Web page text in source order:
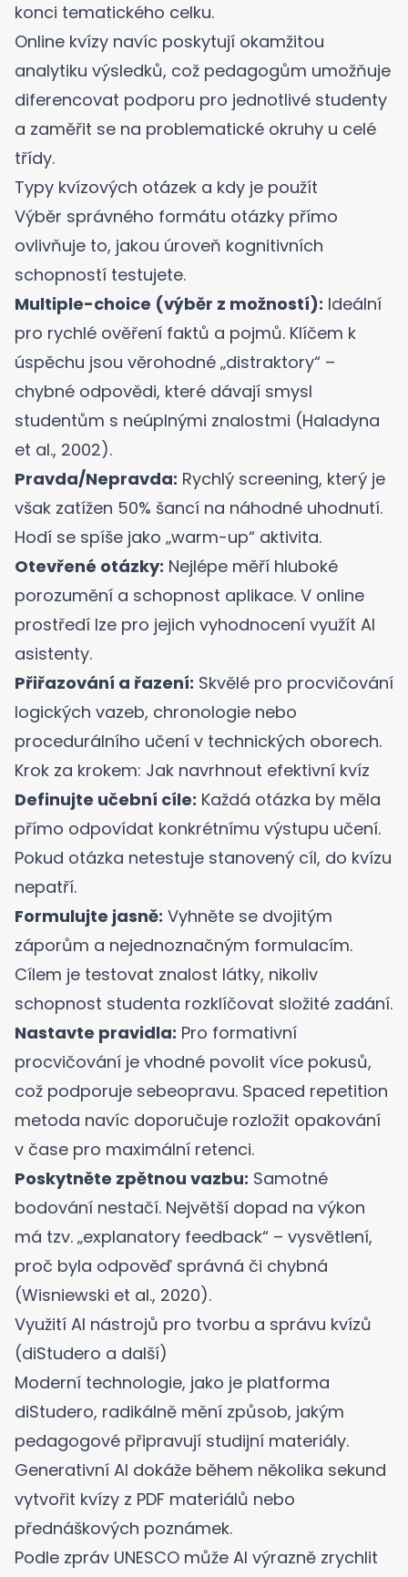
konci tematického celku.
Online kvízy navíc poskytují okamžitou
analytiku výsledků, což pedagogům umožňuje
diferencovat podporu pro jednotlivé studenty
a zaměřit se na problematické okruhy u celé
třídy.
Typy kvízových otázek a kdy je použít
Výběr správného formátu otázky přímo
ovlivňuje to, jakou úroveň kognitivních
schopností testujete.
Multiple-choice (výběr z možností): Ideální
pro rychlé ověření faktů a pojmů. Klíčem k
úspěchu jsou věrohodné „distraktory“ –
chybné odpovědi, které dávají smysl
studentům s neúplnými znalostmi (Haladyna
et al., 2002).
Pravda/Nepravda: Rychlý screening, který je
však zatížen 50% šancí na náhodné uhodnutí.
Hodí se spíše jako „warm-up“ aktivita.
Otevřené otázky: Nejlépe měří hluboké
porozumění a schopnost aplikace. V online
prostředí lze pro jejich vyhodnocení využít AI
asistenty.
Přiřazování a řazení: Skvělé pro procvičování
logických vazeb, chronologie nebo
procedurálního učení v technických oborech.
Krok za krokem: Jak navrhnout efektivní kvíz
Definujte učební cíle: Každá otázka by měla
přímo odpovídat konkrétnímu výstupu učení.
Pokud otázka netestuje stanovený cíl, do kvízu
nepatří.
Formulujte jasně: Vyhněte se dvojitým
záporům a nejednoznačným formulacím.
Cílem je testovat znalost látky, nikoliv
schopnost studenta rozklíčovat složité zadání.
Nastavte pravidla: Pro formativní
procvičování je vhodné povolit více pokusů,
což podporuje sebeopravu. Spaced repetition
metoda navíc doporučuje rozložit opakování
v čase pro maximální retenci.
Poskytněte zpětnou vazbu: Samotné
bodování nestačí. Největší dopad na výkon
má tzv. „explanatory feedback“ – vysvětlení,
proč byla odpověď správná či chybná
(Wisniewski et al., 2020).
Využití AI nástrojů pro tvorbu a správu kvízů
(diStudero a další)
Moderní technologie, jako je platforma
diStudero, radikálně mění způsob, jakým
pedagogové připravují studijní materiály.
Generativní AI dokáže během několika sekund
vytvořit kvízy z PDF materiálů nebo
přednáškových poznámek.
Podle zpráv UNESCO může AI výrazně zrychlit